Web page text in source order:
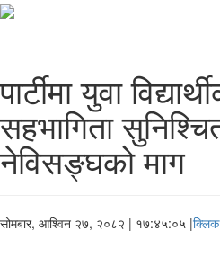
पार्टीमा युवा
सहभागिता
नेविसङ्घको माग
सोमबार, आश्विन २७, २०८२ | १७:४५:०५ |